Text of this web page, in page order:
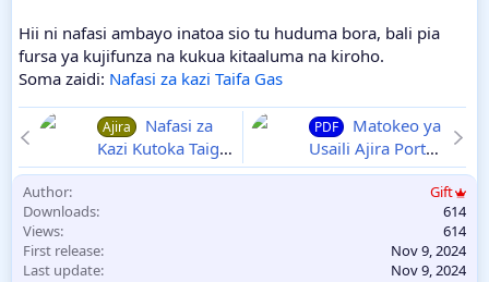
Hii ni nafasi ambayo inatoa sio tu huduma bora, bali pia
fursa ya kujifunza na kukua kitaaluma na kiroho.
Soma zaidi: Nafasi za kazi Taifa Gas
Ajira
Nafasi za
Kazi Kutoka Taiga
Gas Tanzania
Ajira Mpya Mihan
PDF
Matokeo ya
Usaili Ajira Portal,
Utumishi wa
Umma, Serikalini
Author
Gift
Downloads
614
Views
614
First release
Nov 9, 2024
Last update
Nov 9, 2024